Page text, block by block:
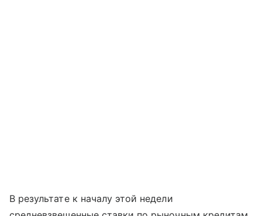
В результате к началу этой недели